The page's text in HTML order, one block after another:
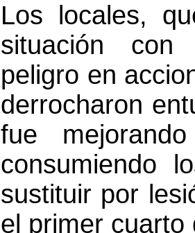
Los locales,
situación con
peligro en
derrocharon
fue
consumiendo
sustituir por
el primer cuarto